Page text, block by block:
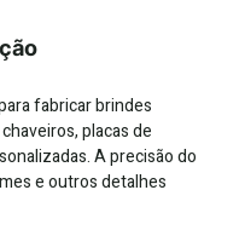
fabricar brindes
placas de
A precisão do
e outros detalhes